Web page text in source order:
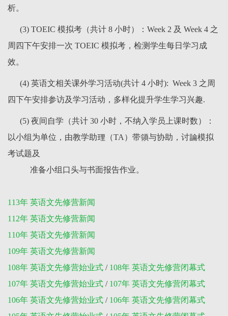
析。
(3) TOEIC 模拟考（共计 8 小时）：Week 2 及 Week 4 之
周四下午安排一次 TOEIC 模拟考，检测学生每日学习成
效。
(4) 英语文相关课外学习活动(共计 4 小时): Week 3 之周
四下午安排参访及学习活动，多样化提升学生学习兴趣.
(5) 夜间自学（共计 30 小时，不纳入学员上课时数）：
以小组为单位，由教学助理（TA）带領与协助，讨論模拟
考试题及
准备小组口头与书面报告作业。
113年 英语文先修营新闻
112年 英语文先修营新闻
110年 英语文先修营新闻
109年 英语文先修营新闻
108年 英语文先修营始业式 / 108年 英语文先修营闭幕式
107年 英语文先修营始业式 / 107年 英语文先修营闭幕式
106年 英语文先修营始业式 / 106年 英语文先修营闭幕式